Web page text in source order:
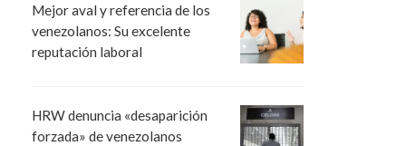
Mejor aval y referencia de los
venezolanos: Su excelente
reputación laboral
HRW denuncia «desaparición
forzada» de venezolanos